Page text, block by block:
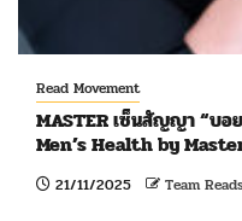
Read Movement
MASTER เซ็นสัญญา “บ
Men’s Health by
21/11/2025 Team